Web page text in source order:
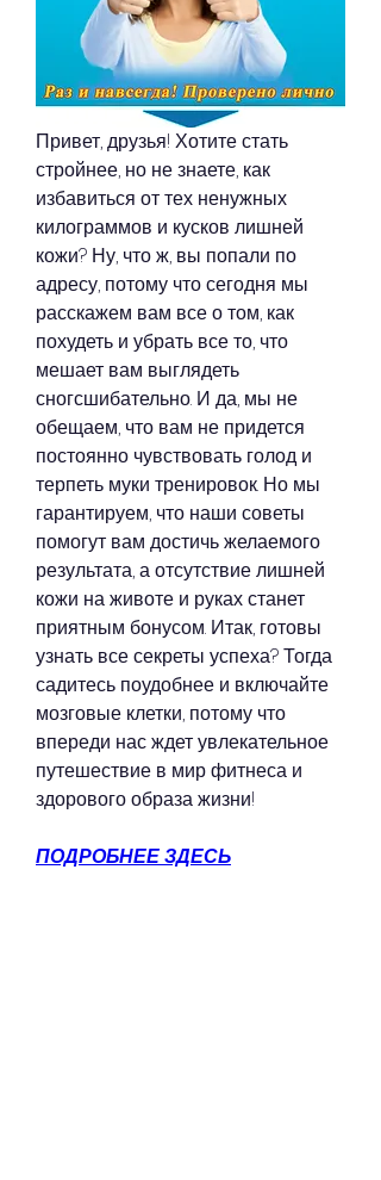
Привет, друзья! Хотите стать
стройнее, но не знаете, как
избавиться от тех ненужных
килограммов и кусков лишней
кожи? Ну, что ж, вы попали по
адресу, потому что сегодня мы
расскажем вам все о том, как
похудеть и убрать все то, что
мешает вам выглядеть
сногсшибательно. И да, мы не
обещаем, что вам не придется
постоянно чувствовать голод и
терпеть муки тренировок. Но мы
гарантируем, что наши советы
помогут вам достичь желаемого
результата, а отсутствие лишней
кожи на животе и руках станет
приятным бонусом. Итак, готовы
узнать все секреты успеха? Тогда
садитесь поудобнее и включайте
мозговые клетки, потому что
впереди нас ждет увлекательное
путешествие в мир фитнеса и
здорового образа жизни!
ПОДРОБНЕЕ ЗДЕСЬ